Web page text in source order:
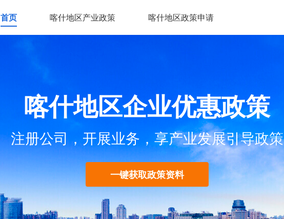
首页 喀什地区产业政策 喀什地区政策申请
喀什地区企业优惠政策
注册公司，开展业务，享产业发展引导政策
一键获取政策资料